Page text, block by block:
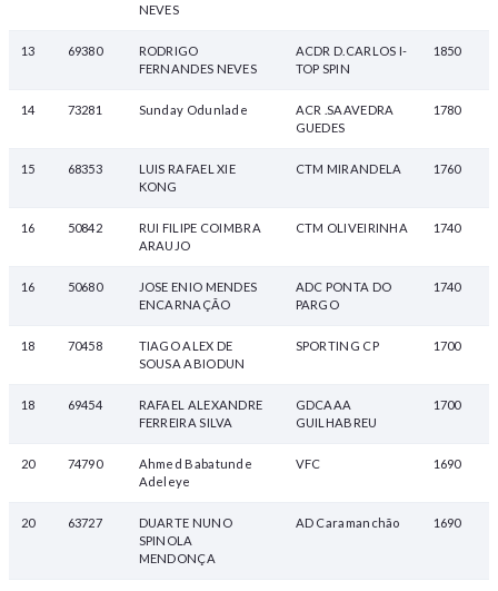
NEVES
13 69380
RODRIGO
FERNANDES NEVES
ACDR D.CARLOS I-
TOP SPIN
1850
14 73281 Sunday Odunlade
ACR .SAAVEDRA
GUEDES
1780
15 68353
LUIS RAFAEL XIE
KONG
CTM MIRANDELA 1760
16 50842
RUI FILIPE COIMBRA
ARAUJO
CTM OLIVEIRINHA 1740
16 50680
JOSE ENIO MENDES
ENCARNAÇÃO
ADC PONTA DO
PARGO
1740
18 70458
TIAGO ALEX DE
SOUSA ABIODUN
SPORTING CP 1700
18 69454
RAFAEL ALEXANDRE
FERREIRA SILVA
GDCAAA
GUILHABREU
1700
20 74790
Ahmed Babatunde
Adeleye
VFC 1690
20 63727
DUARTE NUNO
SPINOLA
MENDONÇA
AD Caramanchão 1690